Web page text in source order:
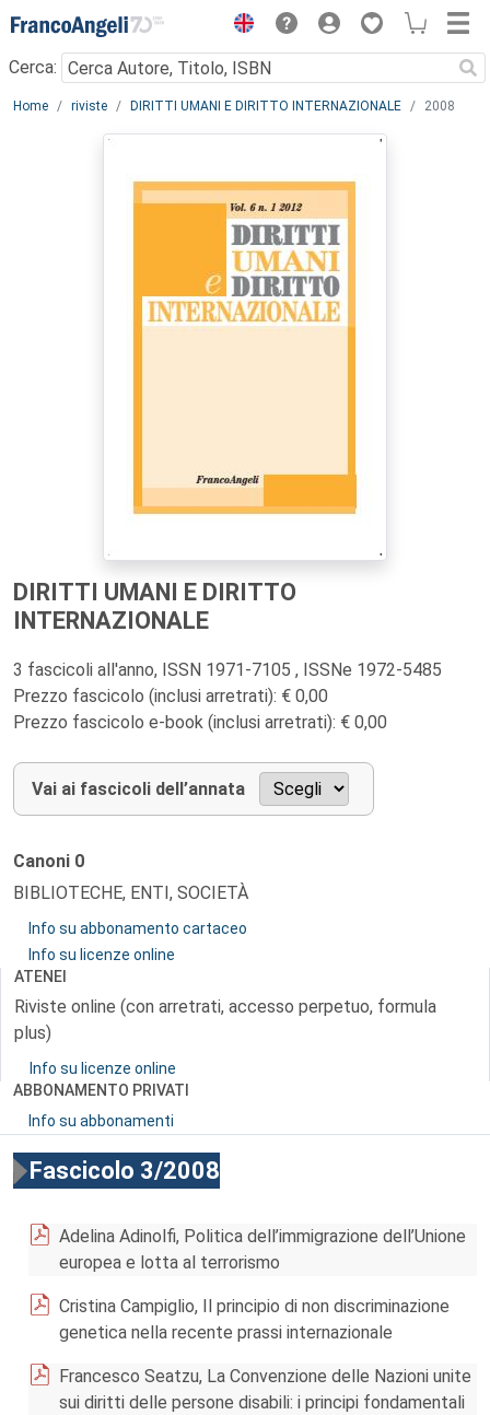
Menu
Cerca:
Main content
Home riviste DIRITTI UMANI E DIRITTO INTERNAZIONALE 2008
DIRITTI UMANI E DIRITTO
INTERNAZIONALE
3 fascicoli all'anno, ISSN 1971-7105 , ISSNe 1972-5485
Prezzo fascicolo (inclusi arretrati): € 0,00
Prezzo fascicolo e-book (inclusi arretrati): € 0,00
Vai ai fascicoli dell’annata
Canoni 0
BIBLIOTECHE, ENTI, SOCIETÀ
Info su abbonamento cartaceo
Info su licenze online
ATENEI
Riviste online (con arretrati, accesso perpetuo, formula
plus)
Info su licenze online
ABBONAMENTO PRIVATI
Info su abbonamenti
Fascicolo 3/2008
Adelina Adinolfi, Politica dell’immigrazione dell’Unione
europea e lotta al terrorismo
Cristina Campiglio, Il principio di non discriminazione
genetica nella recente prassi internazionale
Francesco Seatzu, La Convenzione delle Nazioni unite
sui diritti delle persone disabili: i principi fondamentali